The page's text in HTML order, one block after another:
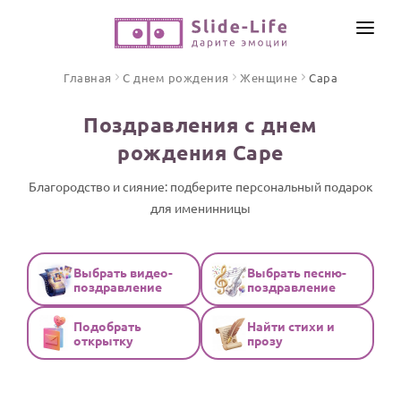
Видео поздравления
Песни поздравления
Стихи и тексты
ПРАЗДНИКИ
С Днем рождения
ИНСТРУМЕНТЫ
ОТЗЫВЫ
Главная С днем рождения Женщине Сара
Поздравления с днем
рождения Саре
Благородство и сияние: подберите персональный подарок
для именинницы
Выбрать видео-
поздравление
Выбрать песню-
поздравление
Подобрать
открытку
Найти стихи и
прозу